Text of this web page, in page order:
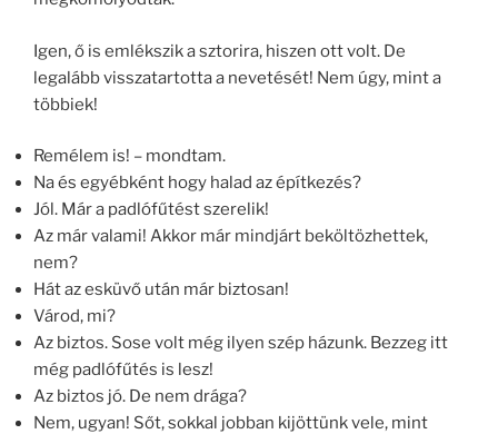
Igen, ő is emlékszik a sztorira, hiszen ott volt. De
legalább visszatartotta a nevetését! Nem úgy, mint a
többiek!
Remélem is! – mondtam.
Na és egyébként hogy halad az építkezés?
Jól. Már a padlófűtést szerelik!
Az már valami! Akkor már mindjárt beköltözhettek,
nem?
Hát az esküvő után már biztosan!
Várod, mi?
Az biztos. Sose volt még ilyen szép házunk. Bezzeg itt
még padlófűtés is lesz!
Az biztos jó. De nem drága?
Nem, ugyan! Sőt, sokkal jobban kijöttünk vele, mint